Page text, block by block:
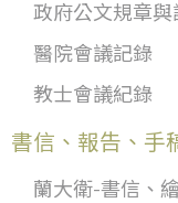
政府公文規章與
醫院會議記錄
教士會議紀錄
書信、報告、手
蘭大衛-書信、